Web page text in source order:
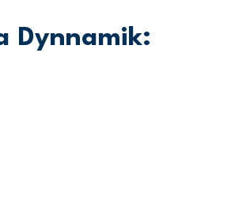
Dynnamik: